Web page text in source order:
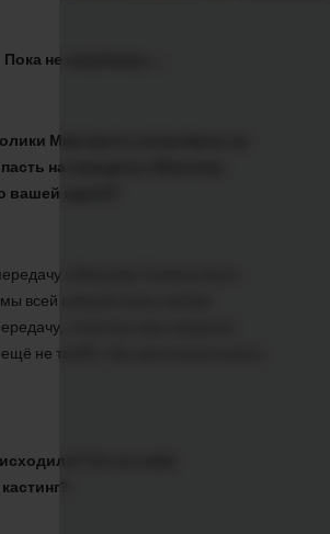
Пока не нагрянешь…
Маргариты популярны на
на передачу к Максиму
вашей идеей?
к Максиму Галкину было
всей семьей очень любим
и многие нам говорили:
не там?!». Мы заполнили анкету
Что из себя